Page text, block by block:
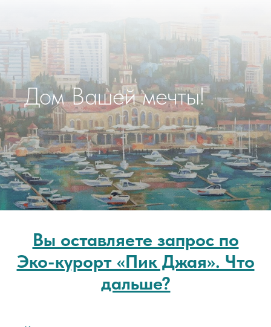
Дом Вашей мечты!
Вы оставляете запрос по
Эко-курорт «Пик Джая». Что
дальше?